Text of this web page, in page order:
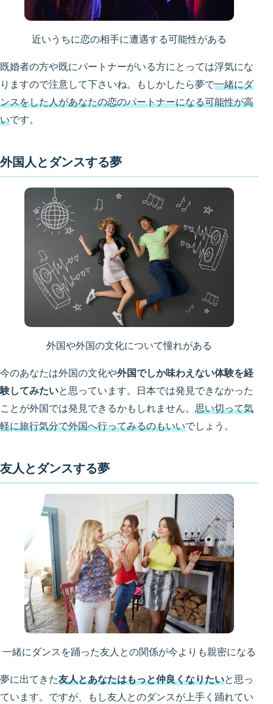
近いうちに恋の相手に遭遇する可能性がある
既婚者の方や既にパートナーがいる方にとっては浮気にな
りますので注意して下さいね。もしかしたら夢で一緒にダ
ンスをした人があなたの恋のパートナーになる可能性が高
いです。
外国人とダンスする夢
外国や外国の文化について憧れがある
今のあなたは外国の文化や外国でしか味わえない体験を経
験してみたいと思っています。日本では発見できなかった
ことが外国では発見できるかもしれません。 思い切って気
軽に旅行気分で外国へ行ってみるのもいいでしょう。
友人とダンスする夢
一緒にダンスを踊った友人との関係が今よりも親密になる
夢に出てきた友人とあなたはもっと仲良くなりたいと思っ
ています。ですが、もし友人とのダンスが上手く踊れてい